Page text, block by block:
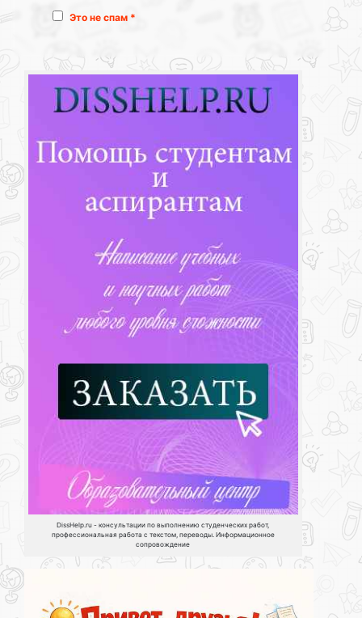
Это не спам *
DissHelp.ru - консультации по выполнению студенческих работ,
профессиональная работа с текстом, переводы. Информационное
сопровождение